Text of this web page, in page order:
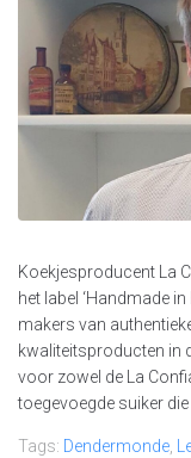
Koekjesproducent La
het label ‘Handmade
makers van
kwaliteitsproducten in
voor zowel de La
toegevoegde suiker
Tags: Dendermonde,